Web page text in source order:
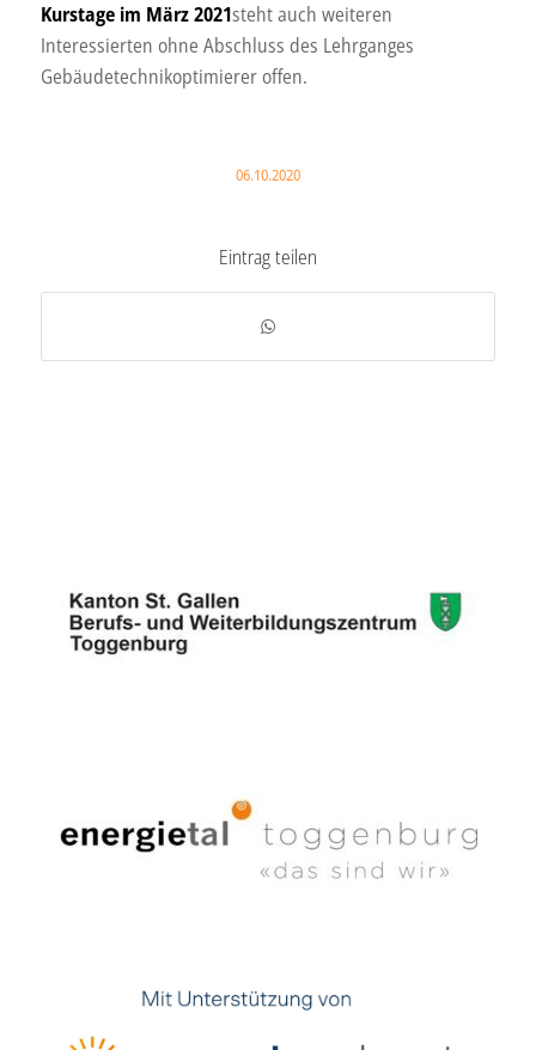
Kurstage im März 2021steht auch weiteren
Interessierten ohne Abschluss des Lehrganges
Gebäudetechnikoptimierer offen.
06.10.2020
Eintrag teilen